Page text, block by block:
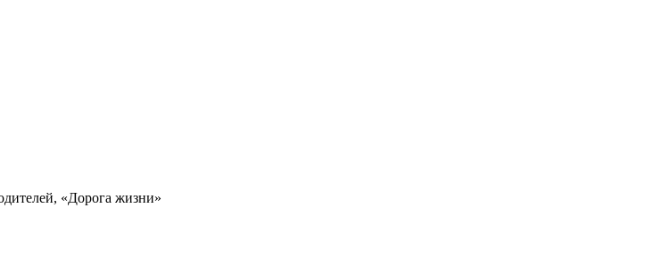
«Дорога жизни»